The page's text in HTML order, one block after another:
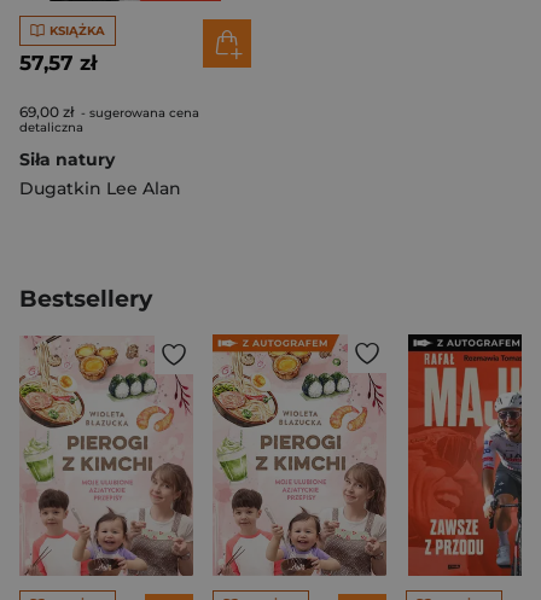
KSIĄŻKA
57,57 zł
69,00 zł - sugerowana cena
detaliczna
Siła natury
Dugatkin Lee Alan
Bestsellery